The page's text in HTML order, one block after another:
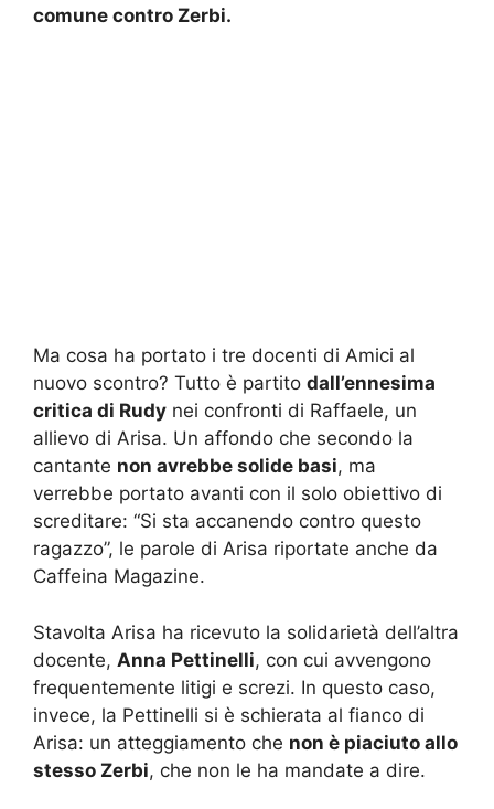
comune contro Zerbi.
Ma cosa ha portato i tre docenti di Amici al
nuovo scontro? Tutto è partito dall’ennesima
critica di Rudy nei confronti di Raffaele, un
allievo di Arisa. Un affondo che secondo la
cantante non avrebbe solide basi, ma
verrebbe portato avanti con il solo obiettivo di
screditare: “Si sta accanendo contro questo
ragazzo”, le parole di Arisa riportate anche da
Caffeina Magazine.
Stavolta Arisa ha ricevuto la solidarietà dell’altra
docente, Anna Pettinelli, con cui avvengono
frequentemente litigi e screzi. In questo caso,
invece, la Pettinelli si è schierata al fianco di
Arisa: un atteggiamento che non è piaciuto allo
stesso Zerbi, che non le ha mandate a dire.